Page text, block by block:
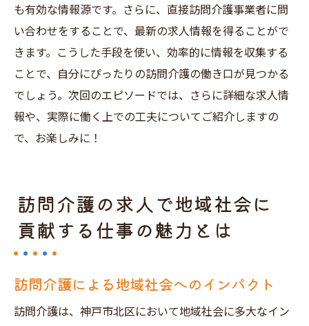
も有効な情報源です。さらに、直接訪問介護事業者に問
い合わせをすることで、最新の求人情報を得ることがで
きます。こうした手段を使い、効率的に情報を収集する
ことで、自分にぴったりの訪問介護の働き口が見つかる
でしょう。次回のエピソードでは、さらに詳細な求人情
報や、実際に働く上での工夫についてご紹介しますの
で、お楽しみに！
訪問介護の求人で地域社会に
貢献する仕事の魅力とは
訪問介護による地域社会へのインパクト
訪問介護は、神戸市北区において地域社会に多大なイン